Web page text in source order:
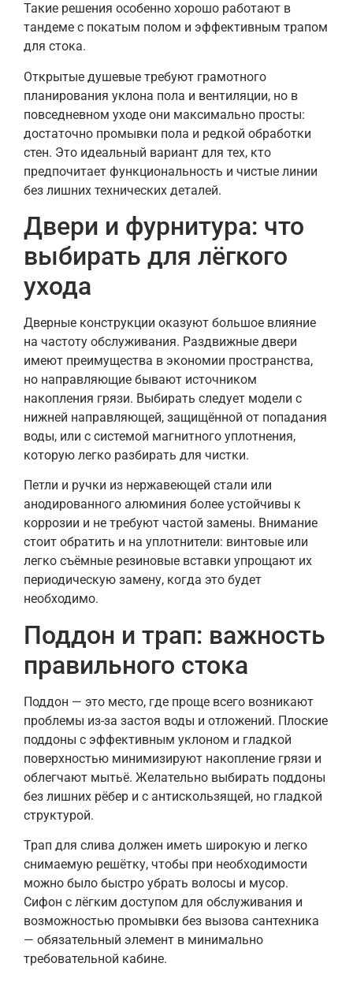
Такие решения особенно хорошо работают в
тандеме с покатым полом и эффективным трапом
для стока.
Открытые душевые требуют грамотного
планирования уклона пола и вентиляции, но в
повседневном уходе они максимально просты:
достаточно промывки пола и редкой обработки
стен. Это идеальный вариант для тех, кто
предпочитает функциональность и чистые линии
без лишних технических деталей.
Двери и фурнитура: что
выбирать для лёгкого
ухода
Дверные конструкции оказуют большое влияние
на частоту обслуживания. Раздвижные двери
имеют преимущества в экономии пространства,
но направляющие бывают источником
накопления грязи. Выбирать следует модели с
нижней направляющей, защищённой от попадания
воды, или с системой магнитного уплотнения,
которую легко разбирать для чистки.
Петли и ручки из нержавеющей стали или
анодированного алюминия более устойчивы к
коррозии и не требуют частой замены. Внимание
стоит обратить и на уплотнители: винтовые или
легко съёмные резиновые вставки упрощают их
периодическую замену, когда это будет
необходимо.
Поддон и трап: важность
правильного стока
Поддон — это место, где проще всего возникают
проблемы из-за застоя воды и отложений. Плоские
поддоны с эффективным уклоном и гладкой
поверхностью минимизируют накопление грязи и
облегчают мытьё. Желательно выбирать поддоны
без лишних рёбер и с антискользящей, но гладкой
структурой.
Трап для слива должен иметь широкую и легко
снимаемую решётку, чтобы при необходимости
можно было быстро убрать волосы и мусор.
Сифон с лёгким доступом для обслуживания и
возможностью промывки без вызова сантехника
— обязательный элемент в минимально
требовательной кабине.